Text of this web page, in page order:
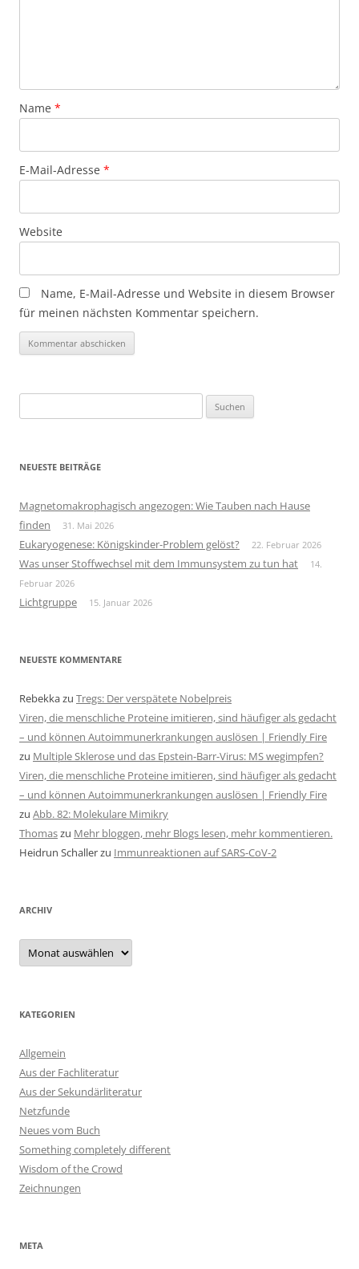
Name *
E-Mail-Adresse *
Website
Name, E-Mail-Adresse und Website in diesem Browser
für meinen nächsten Kommentar speichern.
nach:
NEUESTE BEITRÄGE
Magnetomakrophagisch angezogen: Wie Tauben nach Hause
finden
31. Mai 2026
Eukaryogenese: Königskinder-Problem gelöst? 22. Februar 2026
Was unser Stoffwechsel mit dem Immunsystem zu tun hat
14.
Februar 2026
Lichtgruppe 15. Januar 2026
NEUESTE KOMMENTARE
Rebekkazu Tregs: Der verspätete Nobelpreis
Viren, die menschliche Proteine imitieren, sind häufiger als gedacht
– und können Autoimmunerkrankungen auslösen | Friendly Fire
zu Multiple Sklerose und das Epstein-Barr-Virus: MS wegimpfen?
Viren, die menschliche Proteine imitieren, sind häufiger als gedacht
– und können Autoimmunerkrankungen auslösen | Friendly Fire
zu Abb. 82: Molekulare Mimikry
Thomaszu Mehr bloggen, mehr Blogs lesen, mehr kommentieren.
Heidrun Schallerzu Immunreaktionen auf SARS-CoV-2
ARCHIV
Archiv
KATEGORIEN
Allgemein
Aus der Fachliteratur
Aus der Sekundärliteratur
Netzfunde
Neues vom Buch
Something completely different
Wisdom of the Crowd
Zeichnungen
META